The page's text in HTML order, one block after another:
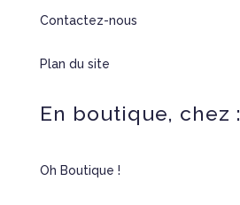
Contactez-nous
Plan du site
En boutique, chez :
Oh Boutique !